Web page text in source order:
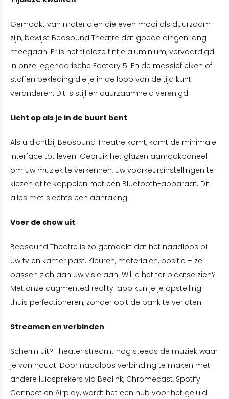
Gemaakt van materialen die even mooi als duurzaam
zijn, bewijst Beosound Theatre dat goede dingen lang
meegaan. Er is het tijdloze tintje aluminium, vervaardigd
in onze legendarische Factory 5. En de massief eiken of
stoffen bekleding die je in de loop van de tijd kunt
veranderen. Dit is stijl en duurzaamheid verenigd.
Licht op als je in de buurt bent
Als u dichtbij Beosound Theatre komt, komt de minimale
interface tot leven. Gebruik het glazen aanraakpaneel
om uw muziek te verkennen, uw voorkeursinstellingen te
kiezen of te koppelen met een Bluetooth-apparaat. Dit
alles met slechts een aanraking.
Voer de show uit
Beosound Theatre is zo gemaakt dat het naadloos bij
uw tv en kamer past. Kleuren, materialen, positie – ze
passen zich aan uw visie aan. Wil je het ter plaatse zien?
Met onze augmented reality-app kun je je opstelling
thuis perfectioneren, zonder ooit de bank te verlaten.
Streamen en verbinden
Scherm uit? Theater streamt nog steeds de muziek waar
je van houdt. Door naadloos verbinding te maken met
andere luidsprekers via Beolink, Chromecast, Spotify
Connect en Airplay, wordt het een hub voor het geluid